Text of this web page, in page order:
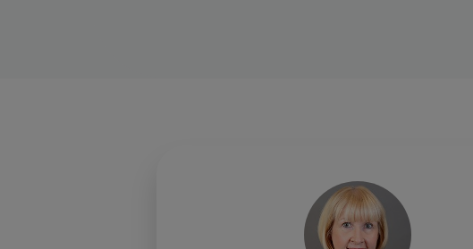
der Straßenbahn U79 über die Haltestelle
erreichbar. Busse aus und in angrenzende Stadtteile
Parkplätze mit begrenzter Parkzeit (30 Minuten)